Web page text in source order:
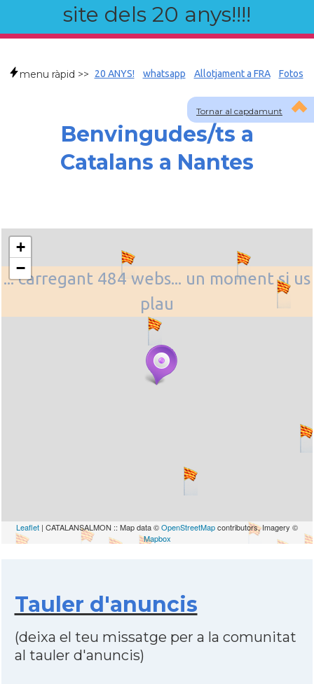
site dels 20 anys!!!!
Tornar al capdamunt
menu ràpid >> 20 ANYS! whatsapp Allotjament a FRA Fotos
Benvingudes/ts a
Catalans a Nantes
... carregant 484 webs... un moment si us
plau
+
−
Leaflet | CATALANSALMON :: Map data ©OpenStreetMapcontributors, Imagery ©
Mapbox
Tauler d'anuncis
(deixa el teu missatge per a la comunitat
al tauler d'anuncis)